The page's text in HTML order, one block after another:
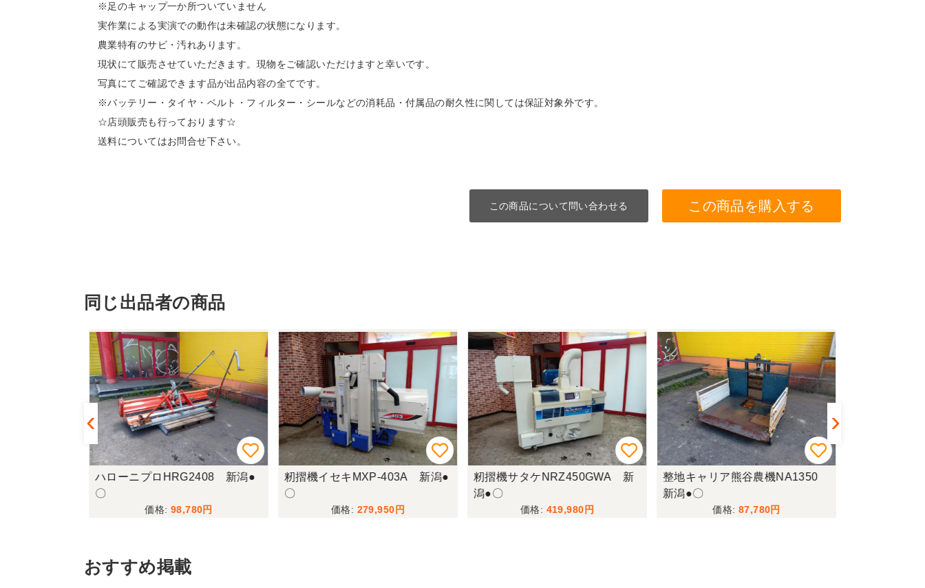
※足のキャップ一か所ついていません
実作業による実演での動作は未確認の状態になります。
農業特有のサビ・汚れあります。
現状にて販売させていただきます。現物をご確認いただけますと幸いです。
写真にてご確認できます品が出品内容の全てです。
※バッテリー・タイヤ・ベルト・フィルター・シールなどの消耗品・付属品の耐久性に関しては保証対象外です。
☆店頭販売も行っております☆
送料についてはお問合せ下さい。
この商品について問い合わせる この商品を購入する
同じ出品者の商品
ハローニプロHRG2408 新潟●
〇
98,780
籾摺機イセキMXP-403A 新潟●
〇
279,950
籾摺機サタケNRZ450GWA 新
潟●〇
419,980
整地キャリア熊谷農機NA1350
新潟●〇
87,780
おすすめ掲載